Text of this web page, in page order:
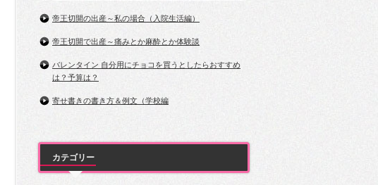
帝王切開の出産～私の場合（入院生活編）
帝王切開で出産～痛みとか麻酔とか体験談
バレンタイン 自分用にチョコを買うとしたらおすすめ
は？予算は？
寄せ書きの書き方＆例文（学校編
カテゴリー